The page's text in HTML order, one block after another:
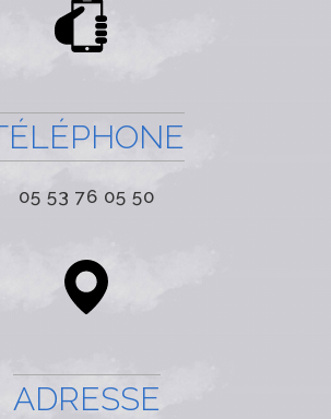
05 53 76 05 50
ADRESSE